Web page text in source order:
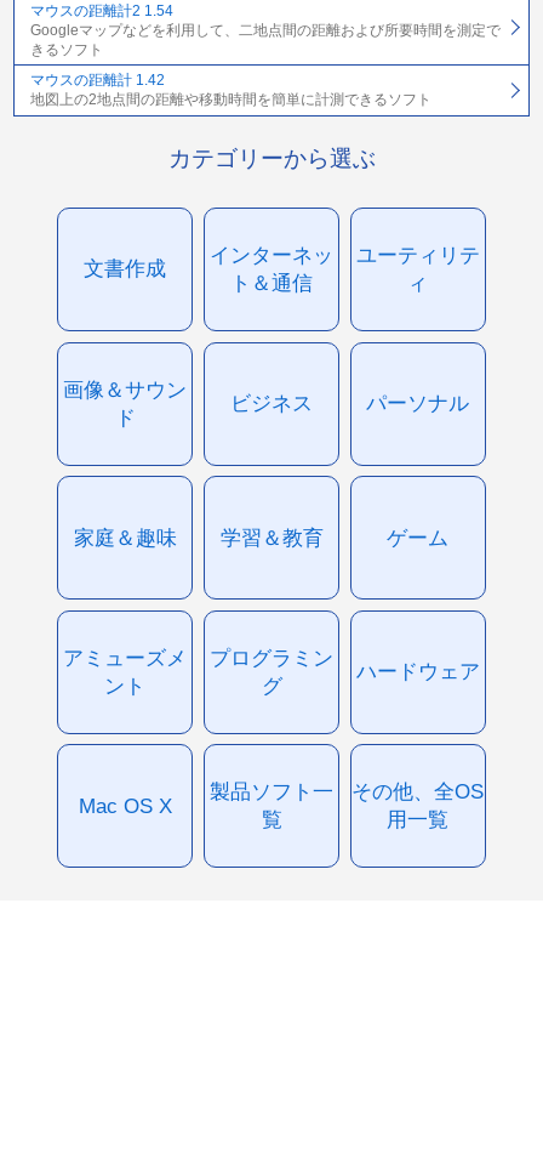
マウスの距離計2 1.54
Googleマップなどを利用して、二地点間の距離および所要時間を測定で
きるソフト
マウスの距離計 1.42
地図上の2地点間の距離や移動時間を簡単に計測できるソフト
カテゴリーから選ぶ
文書作成
インターネッ
ト＆通信
ユーティリテ
ィ
画像＆サウン
ド
ビジネス パーソナル
家庭＆趣味 学習＆教育 ゲーム
アミューズメ
ント
プログラミン
グ
ハードウェア
Mac OS X
製品ソフト一
覧
その他、全OS
用一覧